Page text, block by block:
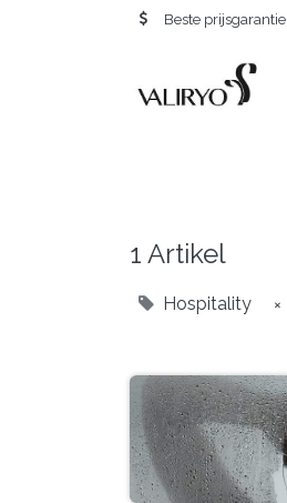
Beste prijsgarantie
1 Artikel
Hospitality ×